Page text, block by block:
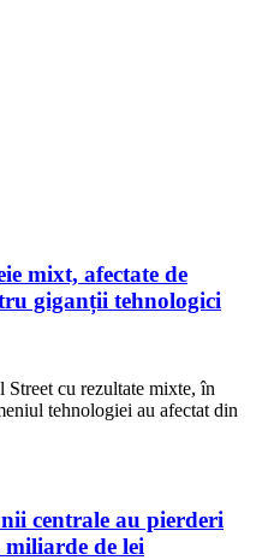
mixt, afectate de
giganții tehnologici
cu rezultate mixte, în
tehnologiei au afectat din
centrale au pierderi
de lei